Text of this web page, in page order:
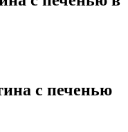
с печенью